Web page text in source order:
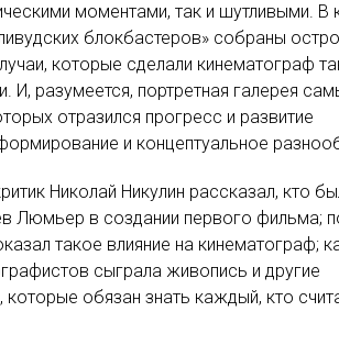
моментами, так и шутливыми. В
блокбастеров» собраны
которые сделали кинематограф
И, разумеется, портретная галерея
отразился прогресс и развитие
и концептуальное
Николай Никулин рассказал, кто
Люмьер в создании первого фильма;
такое влияние на кинематограф;
сыграла живопись и другие
которые обязан знать каждый, кто